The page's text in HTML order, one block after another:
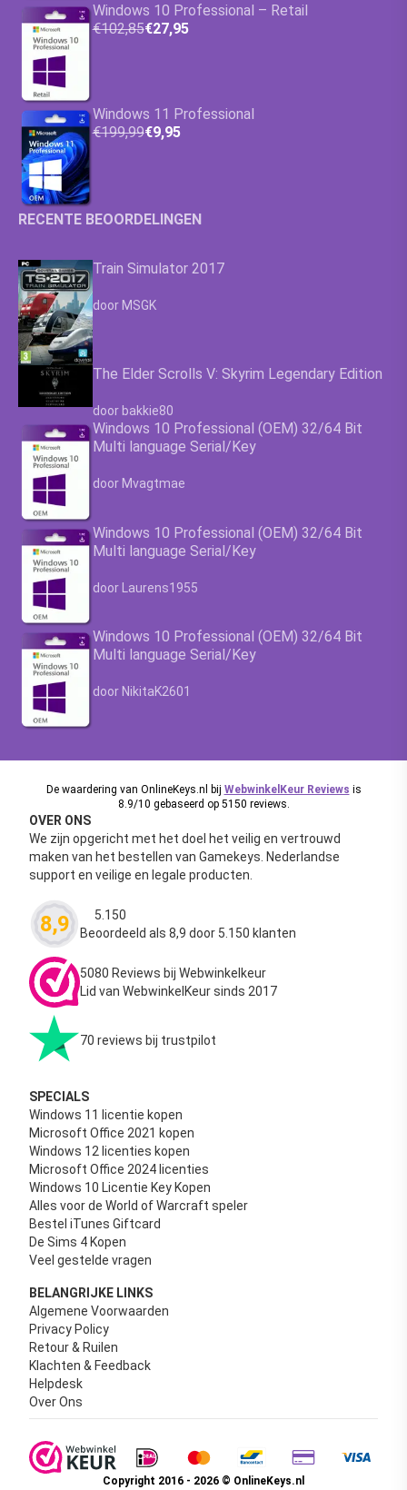
Windows 10 Professional – Retail
€102,85€27,95
Windows 11 Professional
€199,99€9,95
RECENTE BEOORDELINGEN
Train Simulator 2017
Waardering
door MSGK
The Elder Scrolls V: Skyrim Legendary Edition
Waardering4.63
door bakkie80
Windows 10 Professional (OEM) 32/64 Bit
Multi language Serial/Key
Waardering4.63
door Mvagtmae
Windows 10 Professional (OEM) 32/64 Bit
Multi language Serial/Key
Waardering4.63uit 5
door Laurens1955
Windows 10 Professional (OEM) 32/64 Bit
Multi language Serial/Key
Waardering4.63
door NikitaK2601
De waardering van OnlineKeys.nl bij WebwinkelKeur Reviews is
8.9/10 gebaseerd op 5150 reviews.
OVER ONS
We zijn opgericht met het doel het veilig en vertrouwd
maken van het bestellen van Gamekeys. Nederlandse
support en veilige en legale producten.
8,9 Waardering
5.150
Beoordeeld als 8,9 door 5.150 klanten
5080 Reviews bij Webwinkelkeur
Lid van WebwinkelKeur sinds 2017
70 reviews bij trustpilot
SPECIALS
Windows 11 licentie kopen
Microsoft Office 2021 kopen
Windows 12 licenties kopen
Microsoft Office 2024 licenties
Windows 10 Licentie Key Kopen
Alles voor de World of Warcraft speler
Bestel iTunes Giftcard
De Sims 4 Kopen
Veel gestelde vragen
BELANGRIJKE LINKS
Algemene Voorwaarden
Privacy Policy
Retour & Ruilen
Klachten & Feedback
Helpdesk
Over Ons
Copyright 2016 - 2026 © OnlineKeys.nl